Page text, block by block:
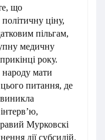
що
ціну,
пільгам,
медичну
року.
мати
питання, де
Мурковскі
дії субсидій.